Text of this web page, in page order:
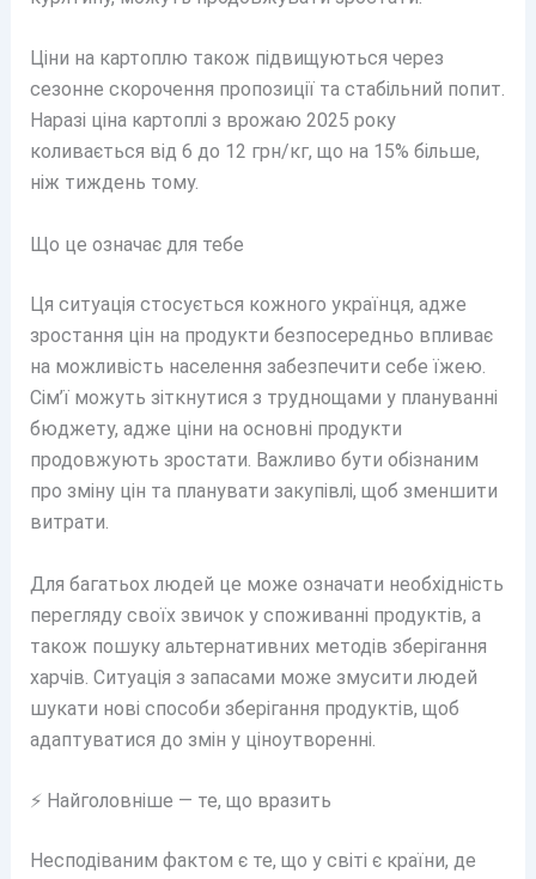
Ціни на картоплю також підвищуються через
сезонне скорочення пропозиції та стабільний попит.
Наразі ціна картоплі з врожаю 2025 року
коливається від 6 до 12 грн/кг, що на 15% більше,
ніж тиждень тому.
Що це означає для тебе
Ця ситуація стосується кожного українця, адже
зростання цін на продукти безпосередньо впливає
на можливість населення забезпечити себе їжею.
Сім’ї можуть зіткнутися з труднощами у плануванні
бюджету, адже ціни на основні продукти
продовжують зростати. Важливо бути обізнаним
про зміну цін та планувати закупівлі, щоб зменшити
витрати.
Для багатьох людей це може означати необхідність
перегляду своїх звичок у споживанні продуктів, а
також пошуку альтернативних методів зберігання
харчів. Ситуація з запасами може змусити людей
шукати нові способи зберігання продуктів, щоб
адаптуватися до змін у ціноутворенні.
⚡ Найголовніше — те, що вразить
Несподіваним фактом є те, що у світі є країни, де